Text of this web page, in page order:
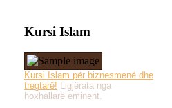
Kursi Islam
Kursi Islam për biznesmenë dhe
tregtarë! Ligjërata nga
hoxhallarë eminent.